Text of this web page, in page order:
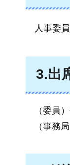
人事委
3.出
（委員
（事務